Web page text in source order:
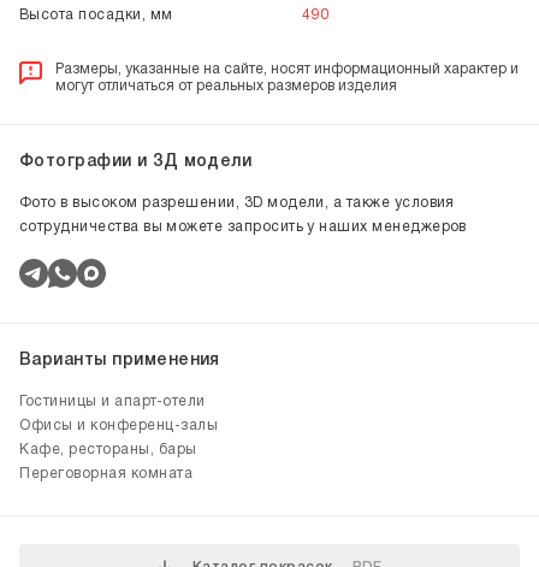
Высота посадки, мм
490
Размеры, указанные на сайте, носят информационный характер и
могут отличаться от реальных размеров изделия
Фотографии и 3Д модели
Фото в высоком разрешении, 3D модели, а также условия
сотрудничества вы можете запросить у наших менеджеров
Варианты применения
Гостиницы и апарт-отели
Офисы и конференц-залы
Кафе, рестораны, бары
Переговорная комната